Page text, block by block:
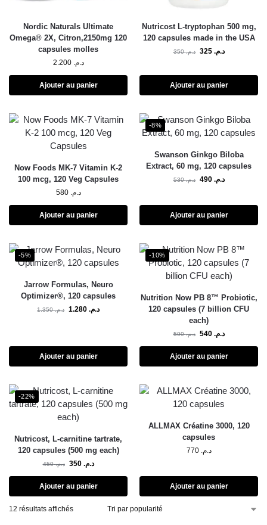
Nordic Naturals Ultimate
Omega® 2X, Citron,2150mg 120
capsules molles
د.م. 2.200
Ajouter au panier
Nutricost L-tryptophan 500 mg,
120 capsules made in the USA
د.م.350 د.م. 325
Ajouter au panier
Now Foods MK-7 Vitamin K-2
100 mcg, 120 Veg Capsules
د.م. 580
Ajouter au panier
-8%
Swanson Ginkgo Biloba
Extract, 60 mg, 120 capsules
د.م.530 د.م. 490
Ajouter au panier
-5%
Jarrow Formulas, Neuro
Optimizer®, 120 capsules
د.م.1.350 د.م.
Ajouter au panier
-10%
Nutrition Now PB 8™ Probiotic,
120 capsules (7 billion CFU
each)
د.م.599 د.م. 540
Ajouter au panier
-22%
Nutricost, L-carnitine tartrate,
120 capsules (500 mg each)
د.م.450 د.م. 350
Ajouter au panier
ALLMAX Créatine 3000, 120
capsules
د.م. 770
Ajouter au panier
12 résultats affichés